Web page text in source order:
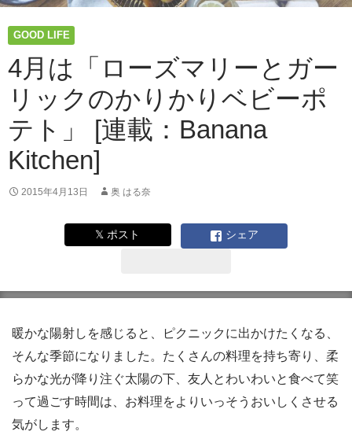
GOOD LIFE
4月は「ローズマリーとガー
リックのかりかりベビーポ
テト」 [連載：Banana
Kitchen]
2015年4月13日 奥 はる奈
𝕏 ポスト シェア
暖かな陽射しを感じると、ピクニックに出かけたくなる、
そんな季節になりました。たくさんの料理を持ち寄り、柔
らかな光が降り注ぐ太陽の下、友人とわいわいと食べて笑
って過ごす時間は、お料理をよりいっそうおいしくさせる
気がします。